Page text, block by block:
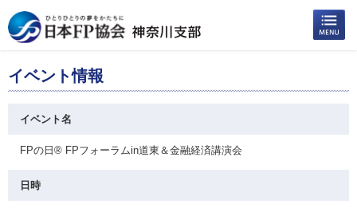
イベント情報
イベント名
FPの日® FPフォーラムin道東＆金融経済講演会
日時